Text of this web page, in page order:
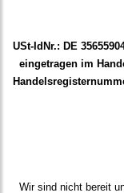
USt-IdNr.: DE
eingetragen im
Wir sind nicht bereit